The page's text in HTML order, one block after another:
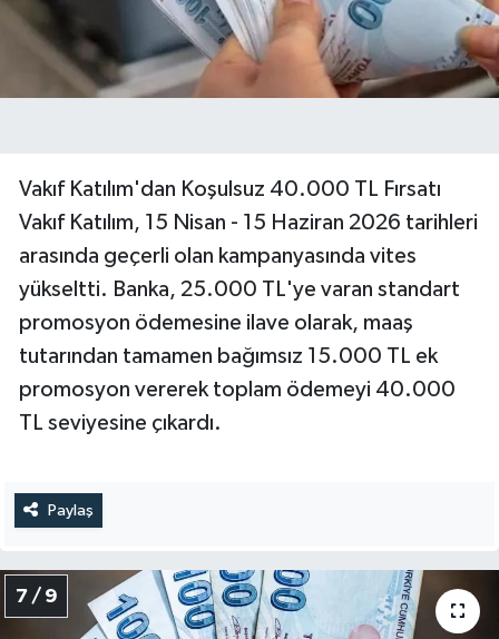
Vakıf Katılım'dan Koşulsuz 40.000 TL Fırsatı
Vakıf Katılım, 15 Nisan - 15 Haziran 2026 tarihleri
arasında geçerli olan kampanyasında vites
yükseltti. Banka, 25.000 TL'ye varan standart
promosyon ödemesine ilave olarak, maaş
tutarından tamamen bağımsız 15.000 TL ek
promosyon vererek toplam ödemeyi 40.000
TL seviyesine çıkardı.
Paylaş
7 / 9